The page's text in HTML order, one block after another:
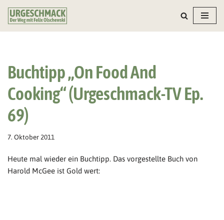
Zum
Buchtipp „On Food And
Cooking“ (Urgeschmack-TV Ep.
69)
7. Oktober 2011
Heute mal wieder ein Buchtipp. Das vorgestellte Buch von
Harold McGee ist Gold wert: